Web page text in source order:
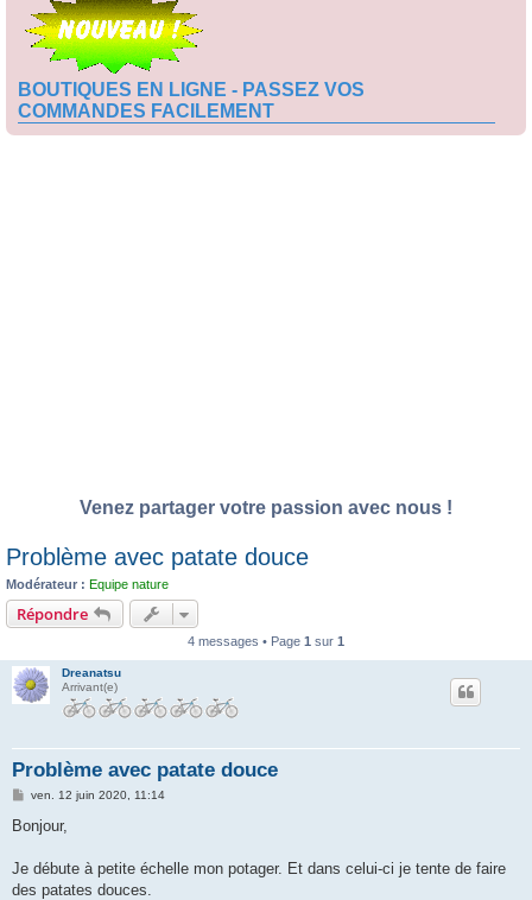
BOUTIQUES EN LIGNE - PASSEZ VOS
COMMANDES FACILEMENT
Venez partager votre passion avec nous !
Problème avec patate douce
Modérateur : Equipe nature
Répondre
4 messages • Page 1 sur 1
Dreanatsu
Arrivant(e)
Problème avec patate douce
M
s
g
ven. 12 juin 2020, 11:14
Bonjour,
Je débute à petite échelle mon potager. Et dans celui-ci je tente de faire
des patates douces.